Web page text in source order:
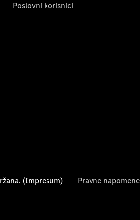
Poslovni korisnici
(Impresum) Pravne napomene